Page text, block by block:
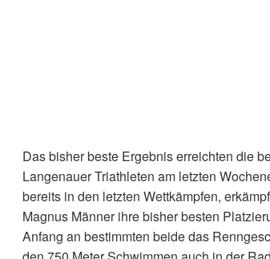
Das bisher beste Ergebnis erreichten die
Langenauer Triathleten am letzten
bereits in den letzten Wettkämpfen,
Magnus Männer ihre bisher besten
Anfang an bestimmten beide das